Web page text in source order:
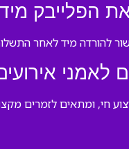
הפלייבק
להורדה מיד לאחר
חי, ומתאים לזמרים